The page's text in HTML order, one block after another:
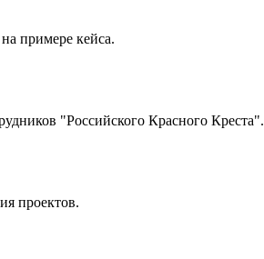
примере кейса.
"Российского Красного Креста".
проектов.